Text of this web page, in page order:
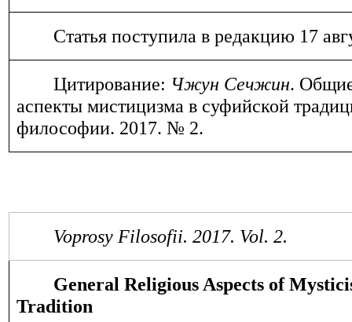
Статья поступила в редакцию 17
Цитирование: Чжун Сечжин.
аспекты мистицизма в суфийской
философии. 2017. № 2.
Voprosy Filosofii. 2017. Vol.2.
General Religious Aspects of
Tradition